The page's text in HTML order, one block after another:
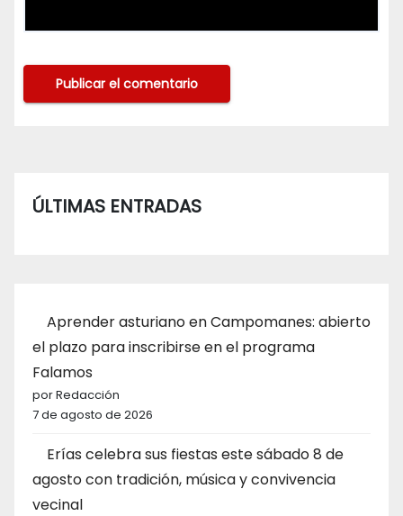
ÚLTIMAS ENTRADAS
Aprender asturiano en Campomanes: abierto
el plazo para inscribirse en el programa
Falamos
por Redacción
7 de agosto de 2026
Erías celebra sus fiestas este sábado 8 de
agosto con tradición, música y convivencia
vecinal